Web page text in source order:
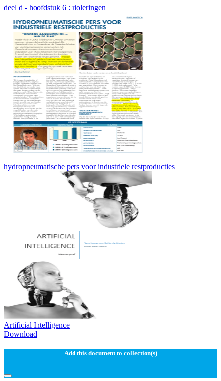
deel d - hoofdstuk 6 : rioleringen
hydropneumatische pers voor industriele restproducties
Artificial Intelligence
Download
Add this document to collection(s)